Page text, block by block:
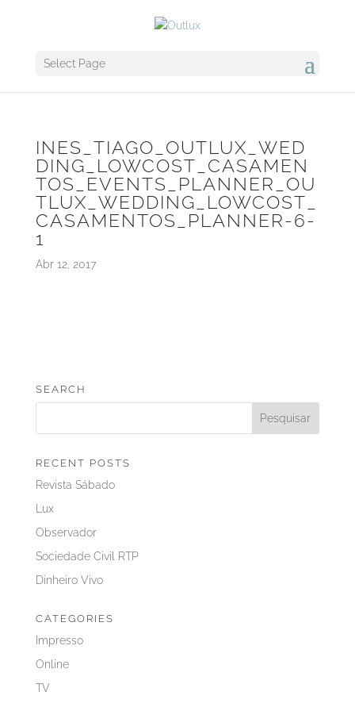
Select Page
INES_TIAGO_OUTLUX_WED
DING_LOWCOST_CASAMEN
TOS_EVENTS_PLANNER_OU
TLUX_WEDDING_LOWCOST_
CASAMENTOS_PLANNER-6-
1
Abr 12, 2017
SEARCH
RECENT POSTS
Revista Sábado
Lux
Observador
Sociedade Civil RTP
Dinheiro Vivo
CATEGORIES
Impresso
Online
TV